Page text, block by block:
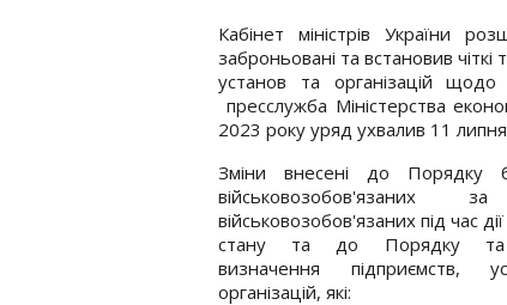
Кабінет міністрів України
заброньовані та встановив
установ та організацій
пресслужба Міністерства
2023 року уряд ухвалив 11
Зміни внесені до Порядку
військовозобов'язаних
військовозобов'язаних під час
стану та до Порядку та
визначення підприємств,
організацій, які: